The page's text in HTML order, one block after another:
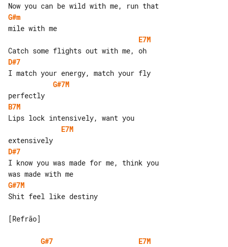
G#m
E7M
D#7
G#7M
B7M
E7M
D#7
I know you was made for me, think you
G#7M
Shit feel like destiny
[Refrão]
G#7 E7M